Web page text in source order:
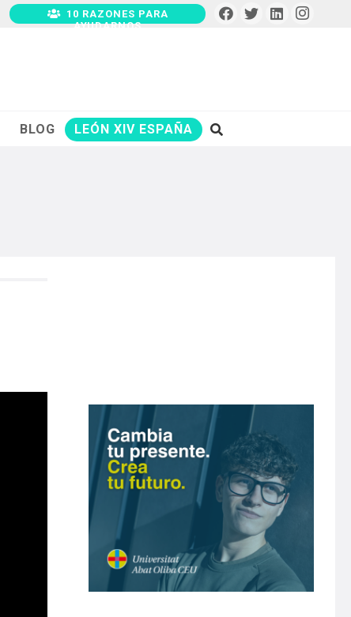
10 RAZONES PARA
AYUDARNOS
BLOG LEÓN XIV ESPAÑA